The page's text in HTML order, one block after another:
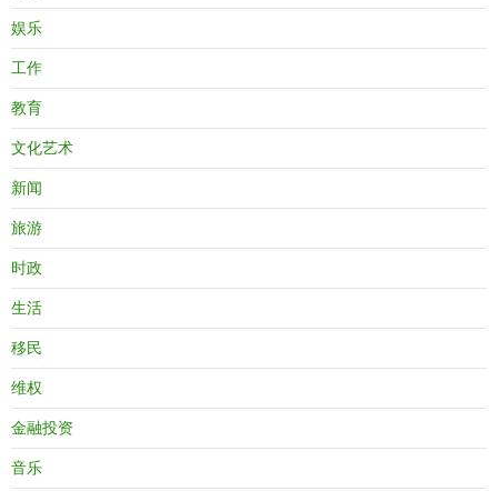
娱乐
工作
教育
文化艺术
新闻
旅游
时政
生活
移民
维权
金融投资
音乐